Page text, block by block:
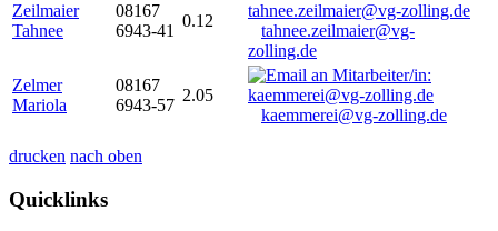
Zeilmaier
Tahnee
08167
6943-41
0.12
tahnee.zeilmaier@vg-
zolling.de
Zelmer
Mariola
08167
6943-57
2.05
kaemmerei@vg-zolling.de
drucken nach oben
Quicklinks